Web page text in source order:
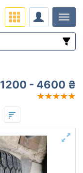
1200 - 4600 ₴